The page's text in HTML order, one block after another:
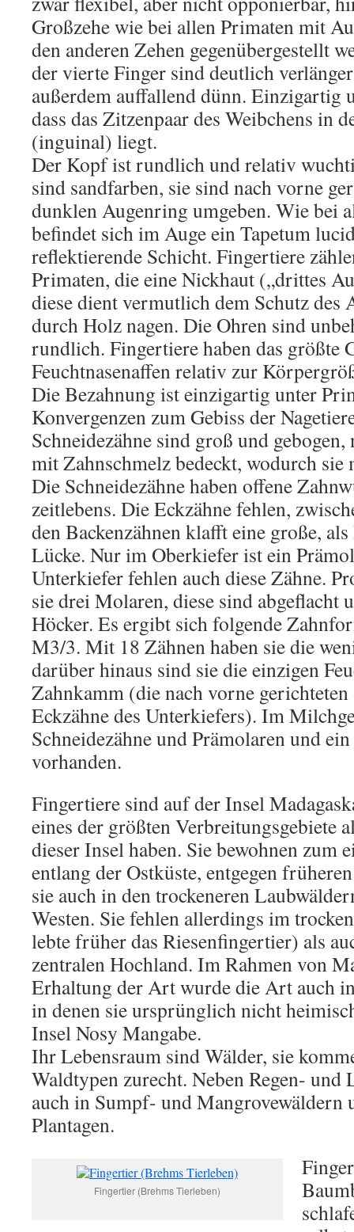
Großzehe wie bei allen Primaten mit
den anderen Zehen gegenübergestellt
der vierte Finger sind deutlich
außerdem auffallend dünn. Einzigartig
dass das Zitzenpaar des Weibchens in
(inguinal) liegt.
Der Kopf ist rundlich und relativ
sind sandfarben, sie sind nach vorne
dunklen Augenring umgeben. Wie bei
befindet sich im Auge ein Tapetum
reflektierende Schicht. Fingertiere
Primaten, die eine Nickhaut („drittes
diese dient vermutlich dem Schutz des
durch Holz nagen. Die Ohren sind
rundlich. Fingertiere haben das größte
Feuchtnasenaffen relativ zur
Die Bezahnung ist einzigartig unter
Konvergenzen zum Gebiss der
Schneidezähne sind groß und
mit Zahnschmelz bedeckt, wodurch sie
Die Schneidezähne haben offene
zeitlebens. Die Eckzähne fehlen,
den Backenzähnen klafft eine große,
Lücke. Nur im Oberkiefer ist ein
Unterkiefer fehlen auch diese Zähne.
sie drei Molaren, diese sind abgeflacht
Höcker. Es ergibt sich folgende
M3/3. Mit 18 Zähnen haben sie die
darüber hinaus sind sie die einzigen
Zahnkamm (die nach vorne
Eckzähne des Unterkiefers). Im
Schneidezähne und Prämolaren und
vorhanden.
Fingertiere sind auf der Insel
eines der größten Verbreitungsgebiete
dieser Insel haben. Sie bewohnen zum
entlang der Ostküste, entgegen
sie auch in den trockeneren
Westen. Sie fehlen allerdings im
lebte früher das Riesenfingertier) als
zentralen Hochland. Im Rahmen von
Erhaltung der Art wurde die Art auch
in denen sie ursprünglich nicht
Insel Nosy Mangabe.
Ihr Lebensraum sind Wälder, sie
Waldtypen zurecht. Neben Regen- und
auch in Sumpf- und Mangrovewäldern
Plantagen.
Fingertier (Brehms Tierleben)